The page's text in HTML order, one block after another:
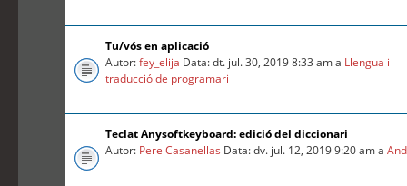
Tu/vós en aplicació
Autor:fey_elija Data: dt. jul. 30, 2019 8:33 am a Llengua i
traducció de programari
Teclat Anysoftkeyboard: edició del diccionari
Autor: Pere Casanellas Data: dv. jul. 12, 2019 9:20 am a